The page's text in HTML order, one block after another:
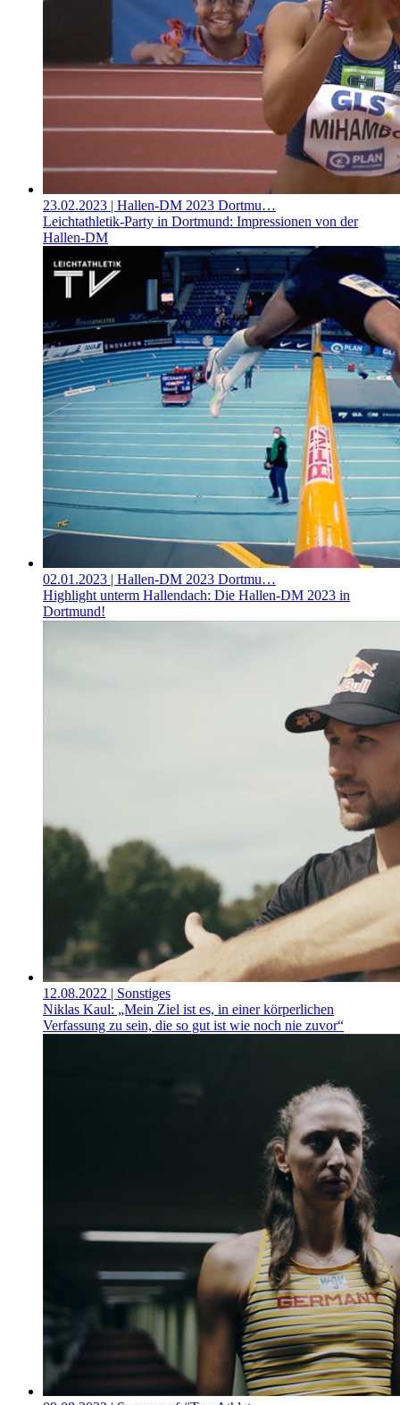
23.02.2023 | Hallen-DM 2023 Dortmu…
Leichtathletik-Party in Dortmund: Impressionen von der
Hallen-DM
02.01.2023 | Hallen-DM 2023 Dortmu…
Highlight unterm Hallendach: Die Hallen-DM 2023 in
Dortmund!
12.08.2022 | Sonstiges
Niklas Kaul: „Mein Ziel ist es, in einer körperlichen
Verfassung zu sein, die so gut ist wie noch nie zuvor“